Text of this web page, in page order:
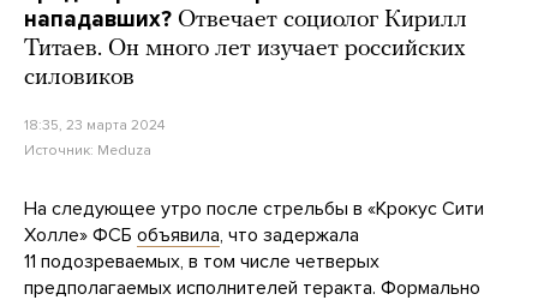
нападавших? Отвечает социолог Кирилл
Титаев. Он много лет изучает российских
силовиков
18:35, 23 марта 2024
Источник: Meduza
На следующее утро после стрельбы в «Крокус Сити
Холле» ФСБ объявила, что задержала
11 подозреваемых, в том числе четверых
предполагаемых исполнителей теракта. Формально